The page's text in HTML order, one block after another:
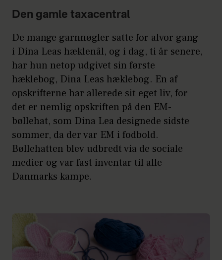
Den gamle taxacentral
De mange garnnøgler satte for alvor gang
i Dina Leas hæklenål, og i dag, ti år senere,
har hun netop udgivet sin første
hæklebog, Dina Leas hæklebog. En af
opskrifterne har allerede sit eget liv, for
det er nemlig opskriften på den EM-
bøllehat, som Dina Lea designede sidste
sommer, da der var EM i fodbold.
Bøllehatten blev udbredt via de sociale
medier og var fast inventar til alle
Danmarks kampe.